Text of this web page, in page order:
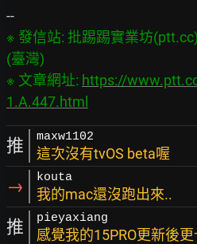
※ 發信站: 批踢踢實業坊
(臺灣)
※ 文章網址: https://
1.A.447.html
推 maxw1102
這次沒有tvOS beta喔
→ kouta
我的mac還沒跑出來..
推 pieyaxiang
感覺我的15PRO更新後更